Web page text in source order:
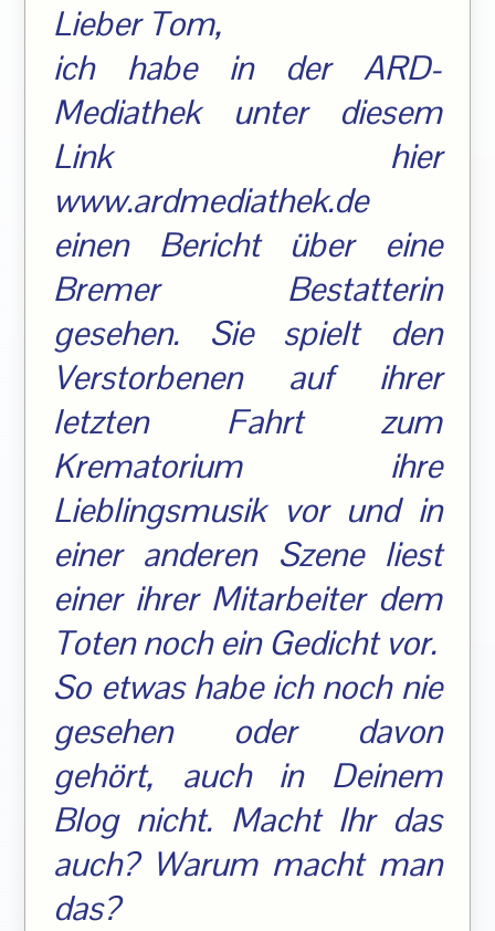
Lieber Tom,
ich habe in der ARD-
Mediathek unter diesem
Link hier
www.ardmediathek.de
einen Bericht über eine
Bremer Bestatterin
gesehen. Sie spielt den
Verstorbenen auf ihrer
letzten Fahrt zum
Krematorium ihre
Lieblingsmusik vor und in
einer anderen Szene liest
einer ihrer Mitarbeiter dem
Toten noch ein Gedicht vor.
So etwas habe ich noch nie
gesehen oder davon
gehört, auch in Deinem
Blog nicht. Macht Ihr das
auch? Warum macht man
das?